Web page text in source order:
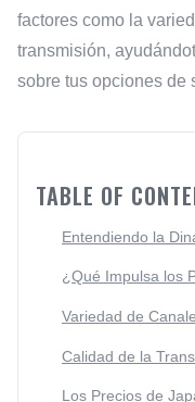
factores como la
transmisión,
sobre tus opciones de
TABLE OF
Entendiendo la
¿Qué Impulsa los
Variedad de
Calidad de la
Los Precios de